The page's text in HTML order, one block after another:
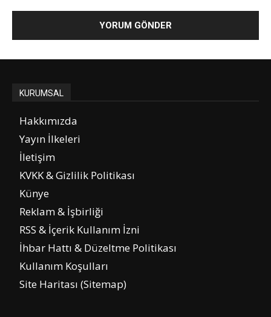
KURUMSAL
Hakkımızda
Yayın İlkeleri
İletişim
KVKK & Gizlilik Politikası
Künye
Reklam & İşbirliği
RSS & İçerik Kullanım İzni
İhbar Hattı & Düzeltme Politikası
Kullanım Koşulları
Site Haritası (Sitemap)